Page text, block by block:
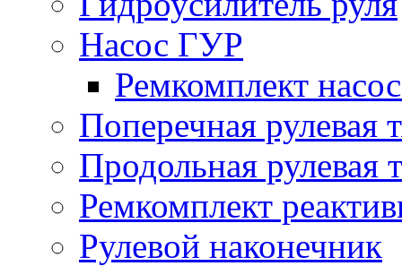
Насос ГУР
Ремкомплект
Поперечная рулевая
Продольная рулевая
Ремкомплект
Рулевой наконечник